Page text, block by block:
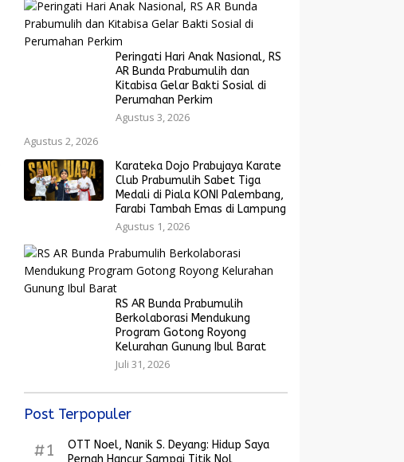
Peringati Hari Anak Nasional, RS
AR Bunda Prabumulih dan
Kitabisa Gelar Bakti Sosial di
Perumahan Perkim
Agustus 3, 2026
Agustus 2, 2026
Karateka Dojo Prabujaya Karate
Club Prabumulih Sabet Tiga
Medali di Piala KONI Palembang,
Farabi Tambah Emas di Lampung
Agustus 1, 2026
RS AR Bunda Prabumulih
Berkolaborasi Mendukung
Program Gotong Royong
Kelurahan Gunung Ibul Barat
Juli 31, 2026
Post Terpopuler
#1
OTT Noel, Nanik S. Deyang: Hidup Saya
Pernah Hancur Sampai Titik Nol